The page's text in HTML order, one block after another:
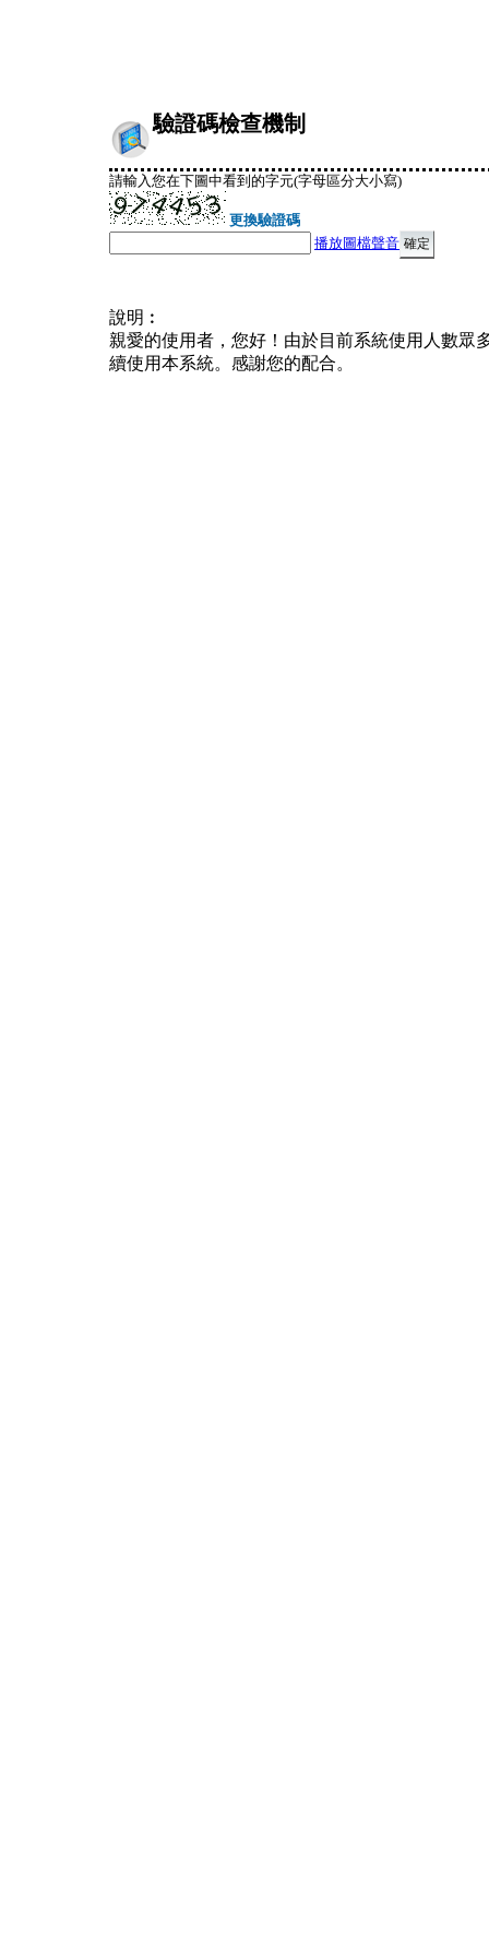
驗證碼檢查機制
請輸入您在下圖中看到的字元(字母區分大小寫)
更換驗證碼
播放圖檔聲音
說明︰
親愛的使用者，您好！由於目前系統使用人數眾
續使用本系統。感謝您的配合。